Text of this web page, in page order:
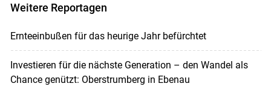
Weitere Reportagen
Ernteeinbußen für das heurige Jahr befürchtet
Investieren für die nächste Generation – den Wandel als
Chance genützt: Oberstrumberg in Ebenau